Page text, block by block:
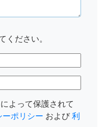
ください。
よって保護されて
ーポリシー および 利